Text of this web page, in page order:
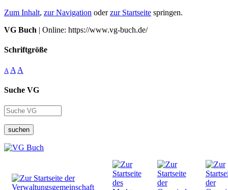
Zum Inhalt, zur Navigation oderzur Startseite springen.
VG Buch | Online: https://www.vg-buch.de/
Schriftgröße
A A A
Suche VG
suchen